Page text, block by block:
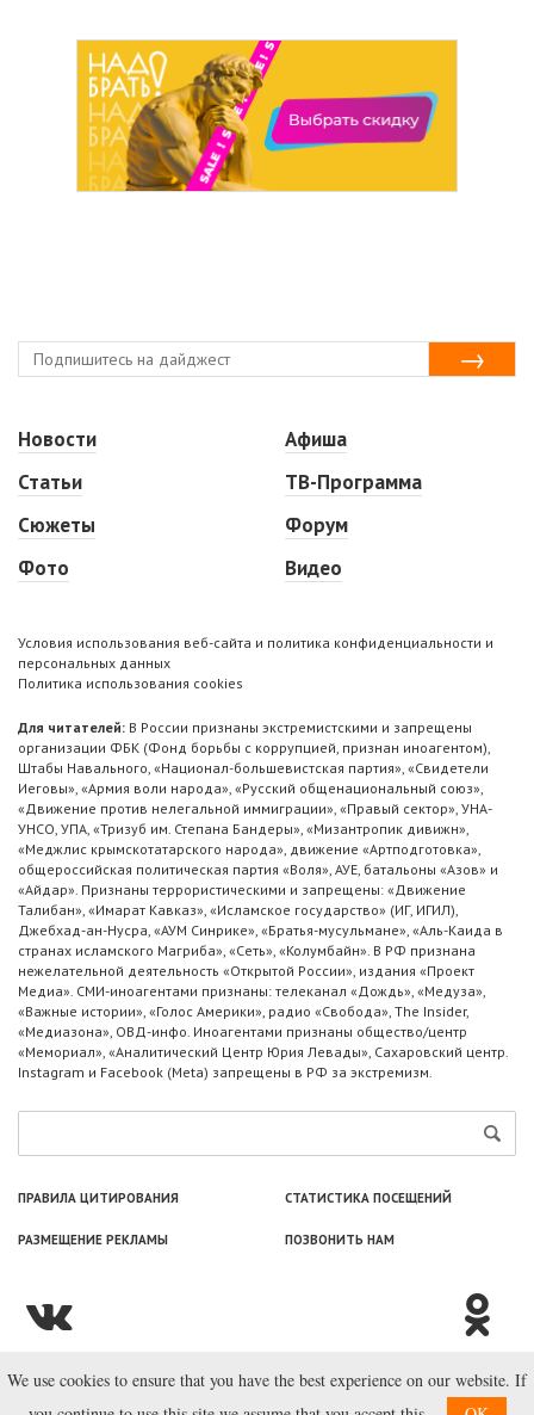
Новости
Статьи
Сюжеты
Фото
Афиша
ТВ-Программа
Форум
Видео
Условия использования веб-сайта и политика конфиденциальности и
персональных данных
Политика использования cookies
Для читателей: В России признаны экстремистскими и запрещены
организации ФБК (Фонд борьбы с коррупцией, признан иноагентом),
Штабы Навального, «Национал-большевистская партия», «Свидетели
Иеговы», «Армия воли народа», «Русский общенациональный союз»,
«Движение против нелегальной иммиграции», «Правый сектор», УНА-
УНСО, УПА, «Тризуб им. Степана Бандеры», «Мизантропик дивижн»,
«Меджлис крымскотатарского народа», движение «Артподготовка»,
общероссийская политическая партия «Воля», АУЕ, батальоны «Азов» и
«Айдар». Признаны террористическими и запрещены: «Движение
Талибан», «Имарат Кавказ», «Исламское государство» (ИГ, ИГИЛ),
Джебхад-ан-Нусра, «АУМ Синрике», «Братья-мусульмане», «Аль-Каида в
странах исламского Магриба», «Сеть», «Колумбайн». В РФ признана
нежелательной деятельность «Открытой России», издания «Проект
Медиа». СМИ-иноагентами признаны: телеканал «Дождь», «Медуза»,
«Важные истории», «Голос Америки», радио «Свобода», The Insider,
«Медиазона», ОВД-инфо. Иноагентами признаны общество/центр
«Мемориал», «Аналитический Центр Юрия Левады», Сахаровский центр.
Instagram и Facebook (Metа) запрещены в РФ за экстремизм.
ПРАВИЛА ЦИТИРОВАНИЯ СТАТИСТИКА ПОСЕЩЕНИЙ
РАЗМЕЩЕНИЕ РЕКЛАМЫ ПОЗВОНИТЬ НАМ
© ООО «Лаборатория Новоcтей», 2003—2026.
We use cookies to ensure that you have the best experience on our website. If